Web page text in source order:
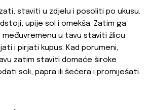
staviti u zdjelu i posoliti po ukusu.
upije sol i omekša. Zatim ga
u tavu staviti žlicu
i pirjati kupus. Kad porumeni,
zatim staviti domaće široke
soli, papra ili šećera i promiješati.